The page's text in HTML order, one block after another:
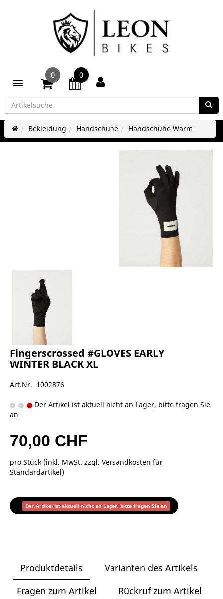
Toggle navigation
0 0
Bekleidung Handschuhe Handschuhe Warm
Fingerscrossed #GLOVES EARLY
WINTER BLACK XL
Art.Nr. 1002876
Der Artikel ist aktuell nicht an Lager, bitte fragen Sie
an
70,00 CHF
pro Stück (inkl. MwSt. zzgl. Versandkosten für
Standardartikel)
Der Artikel ist aktuell nicht an Lager, bitte fragen Sie an
Produktdetails
Varianten des Artikels
Fragen zum Artikel
Rückruf zum Artikel